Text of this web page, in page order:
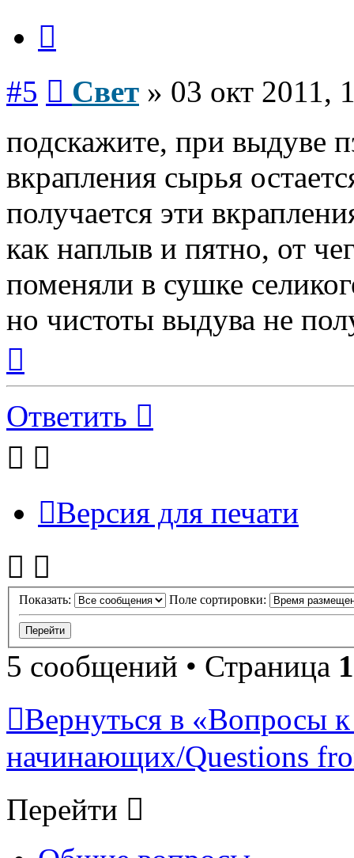
#5 Свет » 03 окт 2011,
подскажите, при выдуве
вкрапления сырья
получается эти
как наплыв и пятно, от
поменяли в сушке
но чистоты выдува не
началу
Ответить
Версия для печати
Показать: Поле сортировки:
5 сообщений • Страница 1
Вернуться в «Вопросы
начинающих/Questions
Перейти